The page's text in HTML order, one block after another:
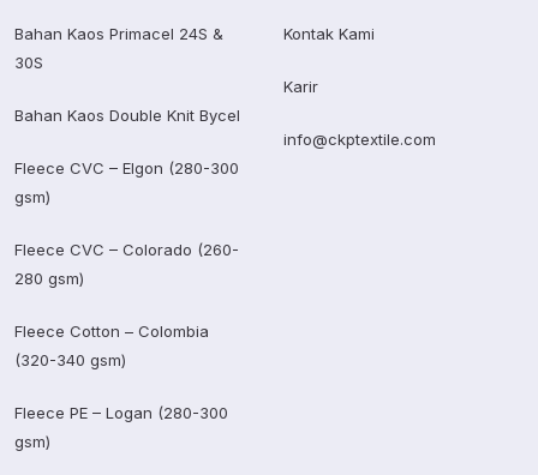
Bahan Kaos Primacel 24S &
30S
Bahan Kaos Double Knit Bycel
Fleece CVC – Elgon (280-300
gsm)
Fleece CVC – Colorado (260-
280 gsm)
Fleece Cotton – Colombia
(320-340 gsm)
Fleece PE – Logan (280-300
gsm)
Kontak Kami
Karir
info@ckptextile.com